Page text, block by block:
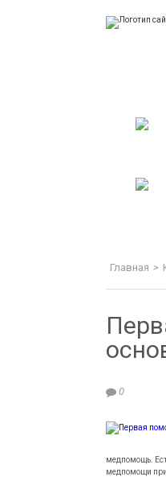
Главная >
0
медпомощь.
медпомощи при